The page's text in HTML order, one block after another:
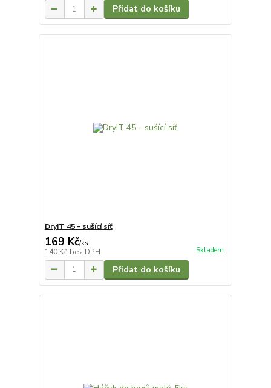
Přidat do košíku
DryIT 45 - sušící síť
169 Kč/ks
140 Kč bez DPH Skladem
Přidat do košíku